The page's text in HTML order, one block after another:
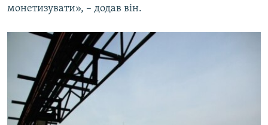
монетизувати», – додав він.